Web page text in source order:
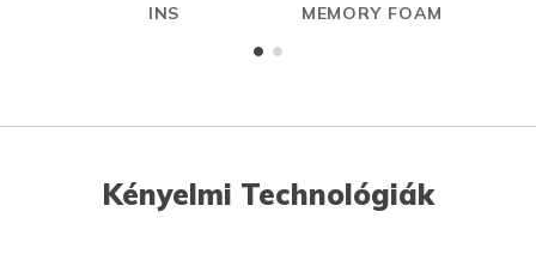
INS
MEMORY FOAM
Kényelmi Technológiák